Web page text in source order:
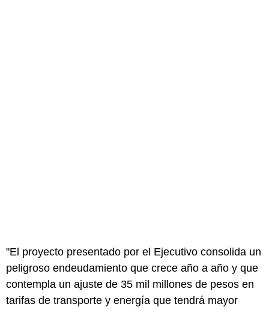
"El proyecto presentado por el Ejecutivo consolida un
peligroso endeudamiento que crece año a año y que
contempla un ajuste de 35 mil millones de pesos en
tarifas de transporte y energía que tendrá mayor